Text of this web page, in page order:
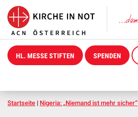
HL. MESSE STIFTEN SPENDEN
Startseite | Nigeria: „Niemand ist mehr sicher“